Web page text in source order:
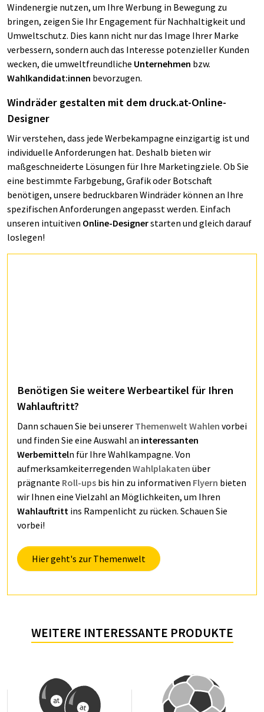
Windenergie nutzen, um Ihre Werbung in Bewegung zu
bringen, zeigen Sie Ihr Engagement für Nachhaltigkeit und
Umweltschutz. Dies kann nicht nur das Image Ihrer Marke
verbessern, sondern auch das Interesse potenzieller Kunden
wecken, die umweltfreundliche Unternehmen bzw.
Wahlkandidat:innen bevorzugen.
Windräder gestalten mit dem druck.at-Online-
Designer
Wir verstehen, dass jede Werbekampagne einzigartig ist und
individuelle Anforderungen hat. Deshalb bieten wir
maßgeschneiderte Lösungen für Ihre Marketingziele. Ob Sie
eine bestimmte Farbgebung, Grafik oder Botschaft
benötigen, unsere bedruckbaren Windräder können an Ihre
spezifischen Anforderungen angepasst werden. Einfach
unseren intuitiven Online-Designerstarten und gleich darauf
loslegen!
Benötigen Sie weitere Werbeartikel für Ihren
Wahlauftritt?
Dann schauen Sie bei unserer Themenwelt Wahlen vorbei
und finden Sie eine Auswahl an interessanten
Werbemitteln für Ihre Wahlkampagne. Von
aufmerksamkeiterregenden Wahlplakaten über
prägnante Roll-ups bis hin zu informativen Flyern bieten
wir Ihnen eine Vielzahl an Möglichkeiten, um Ihren
Wahlauftritt ins Rampenlicht zu rücken. Schauen Sie
vorbei!
Hier geht's zur Themenwelt
WEITERE INTERESSANTE PRODUKTE